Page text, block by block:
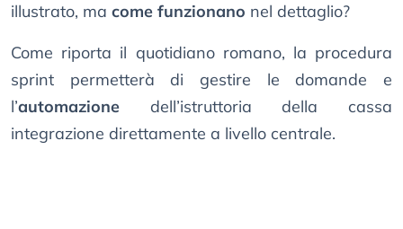
illustrato, ma come funzionano nel dettaglio?
Come riporta il quotidiano romano, la procedura
sprint permetterà di gestire le domande e
l’automazione dell’istruttoria della cassa
integrazione direttamente a livello centrale.